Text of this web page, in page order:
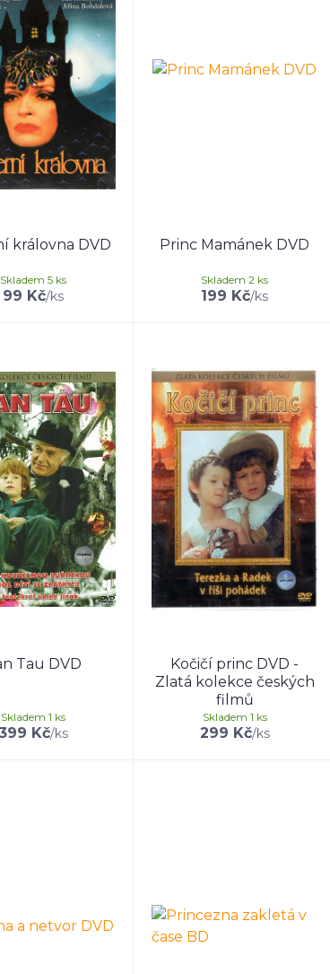
královna DVD
99 Kč/ks
Skladem 5 ks
Princ Mamánek DVD
199 Kč/ks
Skladem 2 ks
Tau DVD
Kč/ks
Skladem 1 ks
Kočičí princ DVD -
Zlatá kolekce českých
filmů
299 Kč/ks
Skladem 1 ks